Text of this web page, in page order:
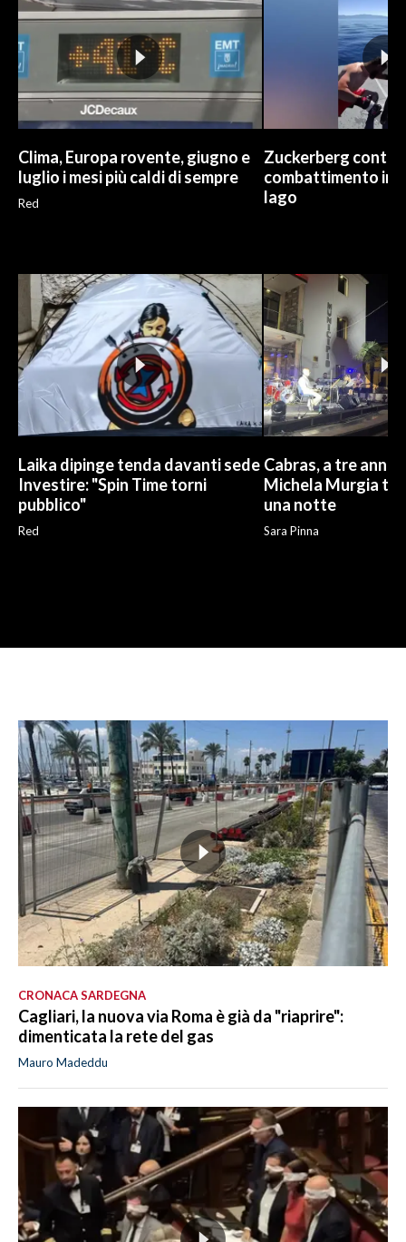
Clima, Europa rovente, giugno e
luglio i mesi più caldi di sempre
Red
Zuckerberg contro
combattimento in
lago
Laika dipinge tenda davanti sede
Investire: "Spin Time torni
pubblico"
Red
Cabras, a tre anni
Michela Murgia
una notte
Sara Pinna
CRONACA SARDEGNA
Cagliari, la nuova via Roma è già da "riaprire":
dimenticata la rete del gas
Mauro Madeddu